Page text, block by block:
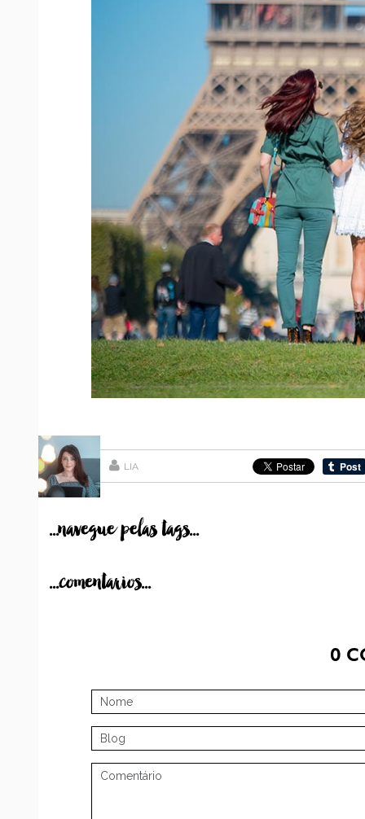
LIA
...navegue pelas tags...
...comentarios...
0